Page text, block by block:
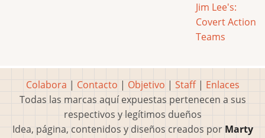
Jim Lee's:
Covert Action
Teams
Colabora | Contacto | Objetivo | Staff| Enlaces
Todas las marcas aquí expuestas pertenecen a sus
respectivos y legítimos dueños
Idea, página, contenidos y diseños creados por Marty